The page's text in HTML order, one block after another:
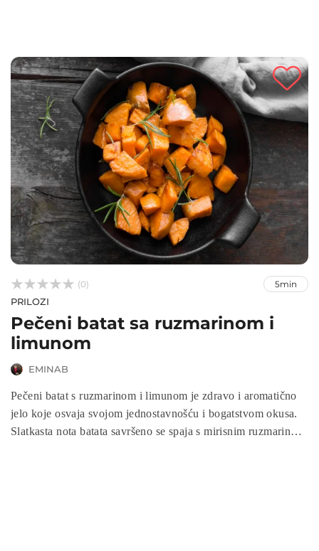


 (0) 5min
PRILOZI
Pečeni batat sa ruzmarinom i
limunom
EMINAB
Pečeni batat s ruzmarinom i limunom je zdravo i aromatično
jelo koje osvaja svojom jednostavnošću i bogatstvom okusa.
Slatkasta nota batata savršeno se spaja s mirisnim ruzmarinom